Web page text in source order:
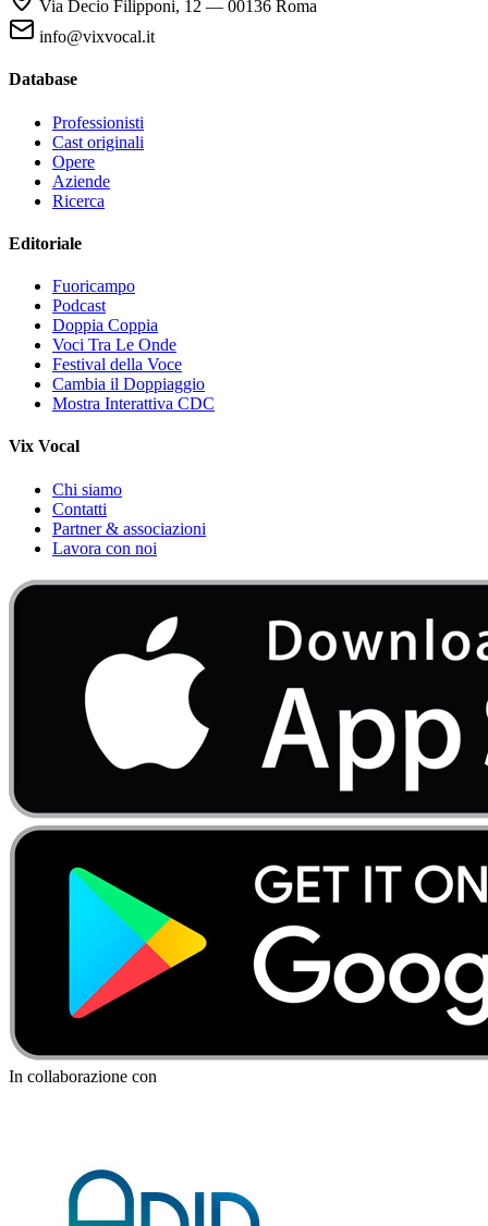
Via Decio Filipponi, 12 — 00136 Roma
info@vixvocal.it
Database
Professionisti
Cast originali
Opere
Aziende
Ricerca
Editoriale
Fuoricampo
Podcast
Doppia Coppia
Voci Tra Le Onde
Festival della Voce
Cambia il Doppiaggio
Mostra Interattiva CDC
Vix Vocal
Chi siamo
Contatti
Partner & associazioni
Lavora con noi
In collaborazione con